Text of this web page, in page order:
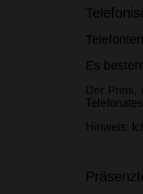
Es
Der Preis,
Hinweis: